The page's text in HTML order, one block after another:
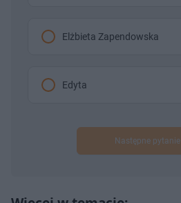
Elżbieta Zapendowska
Edyta
Następne pytanie